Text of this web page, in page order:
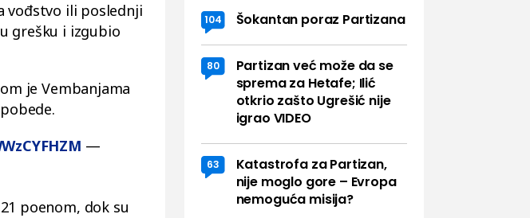
vođstvo ili poslednji
grešku i izgubio
je Vembanjama
—
poenom, dok su
104 Šokantan poraz Partizana
80
Partizan već može da se
sprema za Hetafe; Ilić
otkrio zašto Ugrešić nije
igrao VIDEO
63
Katastrofa za Partizan,
nije moglo gore – Evropa
nemoguća misija?